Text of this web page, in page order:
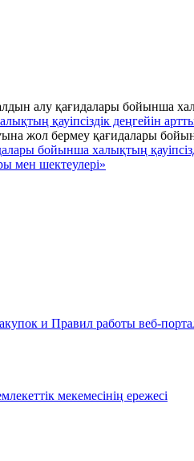
қауіпсіздік деңгейін
бойынша халықтың
мен шектеулері»
и Правил работы веб-
мекемесінің ережесі